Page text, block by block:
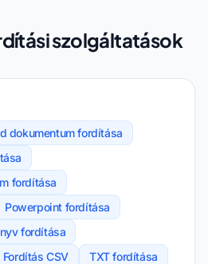
szolgáltatások
dokumentum fordítása
fordítása
Powerpoint fordítása
fordítása
Fordítás CSV TXT fordítása